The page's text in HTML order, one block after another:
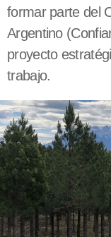
formar parte del
Argentino
proyecto
trabajo.